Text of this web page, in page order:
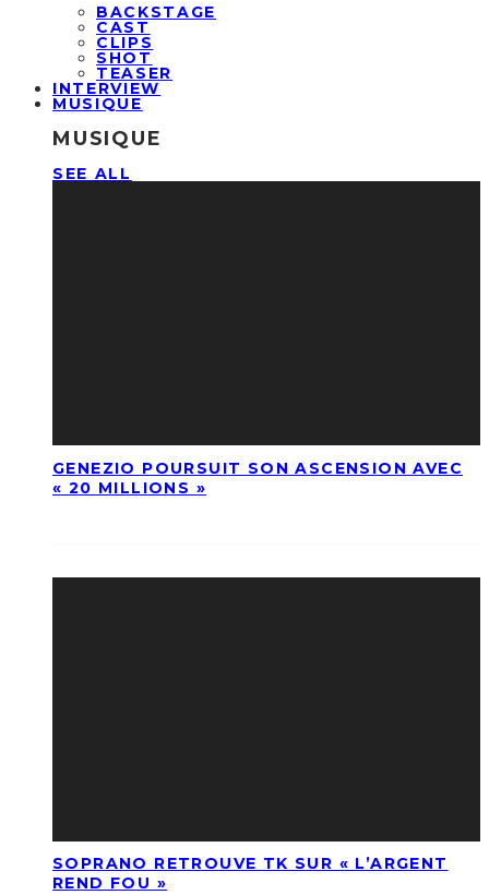
BACKSTAGE
CAST
CLIPS
SHOT
TEASER
INTERVIEW
MUSIQUE
MUSIQUE
SEE ALL
GENEZIO POURSUIT SON ASCENSION AVEC
« 20 MILLIONS »
SOPRANO RETROUVE TK SUR « L’ARGENT
REND FOU »